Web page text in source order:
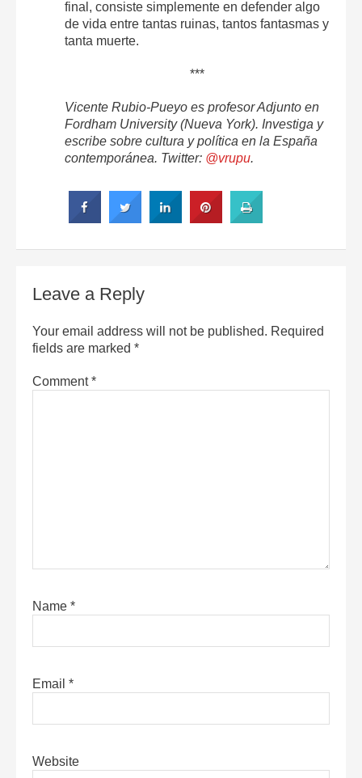
final, consiste simplemente en defender algo
de vida entre tantas ruinas, tantos fantasmas y
tanta muerte.
***
Vicente Rubio-Pueyo es profesor Adjunto en
Fordham University (Nueva York). Investiga y
escribe sobre cultura y política en la España
contemporánea. Twitter: @vrupu.
Leave a Reply
Your email address will not be published. Required
fields are marked *
Comment*
Name *
Email *
Website